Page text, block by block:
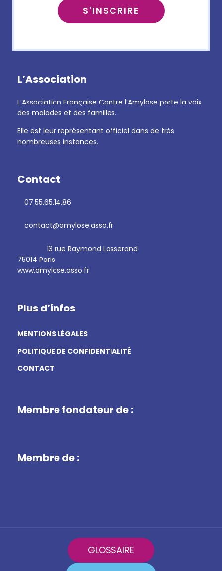
L’Association
L’Association Française Contre l’Amylose porte la voix
des malades et des familles.
Elle est leur représentant officiel dans de très
nombreuses instances.
Contact
07.55.65.14.86
contact@amylose.asso.fr
13 rue Raymond Losserand
75014 Paris
www.amylose.asso.fr
Plus d’infos
MENTIONS LÉGALES
POLITIQUE DE CONFIDENTIALITÉ
CONTACT
Membre fondateur de :
Membre de :
GLOSSAIRE